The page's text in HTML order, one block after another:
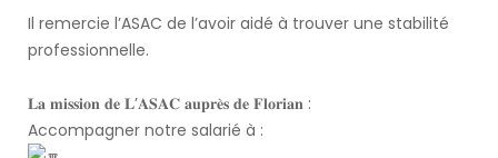
Il remercie l’ASAC de l’avoir aidé à trouver une stabilité
professionnelle.
𝐋𝐚 𝐦𝐢𝐬𝐬𝐢𝐨𝐧 𝐝𝐞 𝐋’𝐀𝐒𝐀𝐂 𝐚𝐮𝐩𝐫𝐞̀𝐬 𝐝𝐞 𝐅𝐥𝐨𝐫𝐢𝐚𝐧 :
Accompagner notre salarié à :